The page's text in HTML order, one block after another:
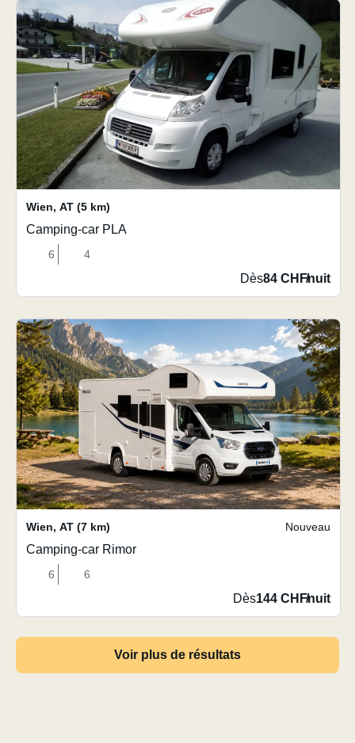
Wien, AT (5 km)
Camping-car PLA
6 4
Dès84 CHF/nuit
Wien, AT (7 km) Nouveau
Camping-car Rimor
6 6
Dès144 CHF/nuit
Voir plus de résultats